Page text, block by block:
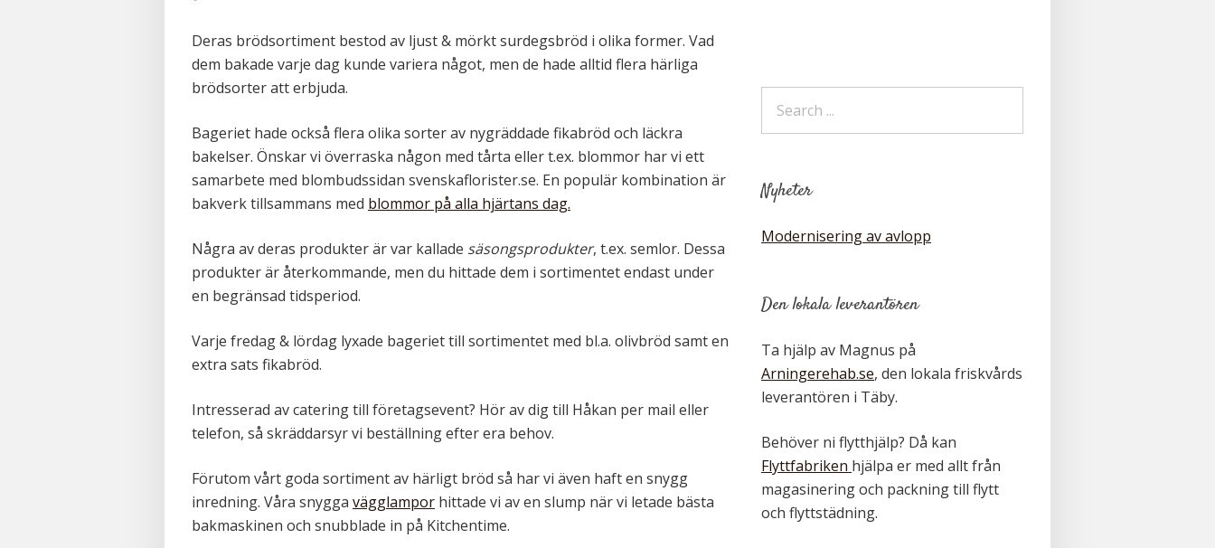
Deras brödsortiment bestod av ljust & mörkt surdegsbröd i olika former. Vad
dem bakade varje dag kunde variera något, men de hade alltid flera härliga
brödsorter att erbjuda.
Bageriet hade också flera olika sorter av nygräddade fikabröd och läckra
bakelser. Önskar vi överraska någon med tårta eller t.ex. blommor har vi ett
samarbete med blombudssidan svenskaflorister.se. En populär kombination är
bakverk tillsammans med blommor på alla hjärtans dag.
Några av deras produkter är var kallade säsongsprodukter, t.ex. semlor. Dessa
produkter är återkommande, men du hittade dem i sortimentet endast under
en begränsad tidsperiod.
Varje fredag & lördag lyxade bageriet till sortimentet med bl.a. olivbröd samt en
extra sats fikabröd.
Intresserad av catering till företagsevent? Hör av dig till Håkan per mail eller
telefon, så skräddarsyr vi beställning efter era behov.
Förutom vårt goda sortiment av härligt bröd så har vi även haft en snygg
inredning. Våra snygga vägglampor hittade vi av en slump när vi letade bästa
bakmaskinen och snubblade in på Kitchentime.
Nyheter
Modernisering av avlopp
Den lokala leverantören
Ta hjälp av Magnus på
Arningerehab.se, den lokala friskvårds
leverantören i Täby.
Behöver ni flytthjälp? Då kan
Flyttfabriken hjälpa er med allt från
magasinering och packning till flytt
och flyttstädning.